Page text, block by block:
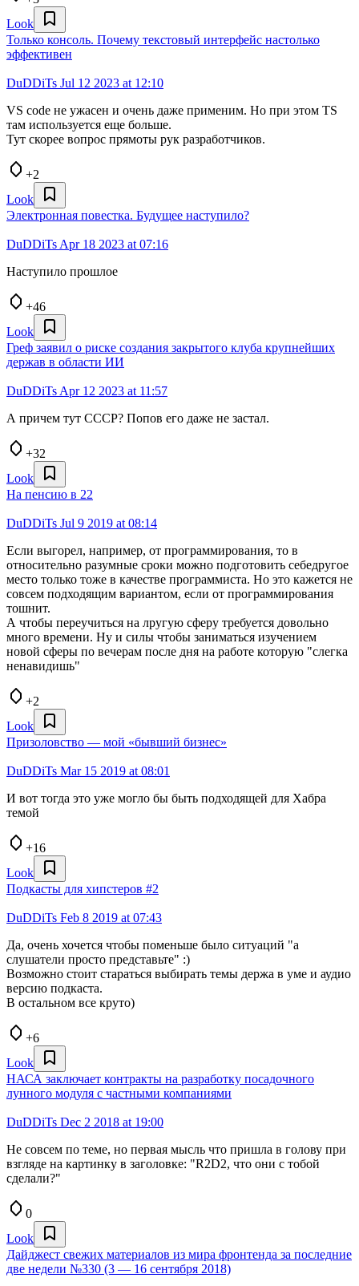
Look
Только консоль. Почему текстовый интерфейс настолько
эффективен
DuDDiTs Jul 12 2023 at 12:10
VS code не ужасен и очень даже применим. Но при этом TS
там используется еще больше.
Тут скорее вопрос прямоты рук разработчиков.
+2
Look
Электронная повестка. Будущее наступило?
DuDDiTs Apr 18 2023 at 07:16
Наступило прошлое
+46
Look
Греф заявил о риске создания закрытого клуба крупнейших
держав в области ИИ
DuDDiTs Apr 12 2023 at 11:57
А причем тут СССР? Попов его даже не застал.
+32
Look
На пенсию в 22
DuDDiTs Jul 9 2019 at 08:14
Если выгорел, например, от программирования, то в
относительно разумные сроки можно подготовить себедругое
место только тоже в качестве программиста. Но это кажется не
совсем подходящим вариантом, если от программирования
тошнит.
А чтобы переучиться на лругую сферу требуется довольно
много времени. Ну и силы чтобы заниматься изучением
новой сферы по вечерам после дня на работе которую "слегка
ненавидишь"
+2
Look
Призоловство — мой «бывший бизнес»
DuDDiTs Mar 15 2019 at 08:01
И вот тогда это уже могло бы быть подходящей для Хабра
темой
+16
Look
Подкасты для хипстеров #2
DuDDiTs Feb 8 2019 at 07:43
Да, очень хочется чтобы поменьше было ситуаций "а
слушатели просто представьте" :)
Возможно стоит стараться выбирать темы держа в уме и аудио
версию подкаста.
В остальном все круто)
+6
Look
НАСА заключает контракты на разработку посадочного
лунного модуля с частными компаниями
DuDDiTs Dec 2 2018 at 19:00
Не совсем по теме, но первая мысль что пришла в голову при
взгляде на картинку в заголовке: "R2D2, что они с тобой
сделали?"
0
Look
Дайджест свежих материалов из мира фронтенда за последние
две недели №330 (3 — 16 сентября 2018)